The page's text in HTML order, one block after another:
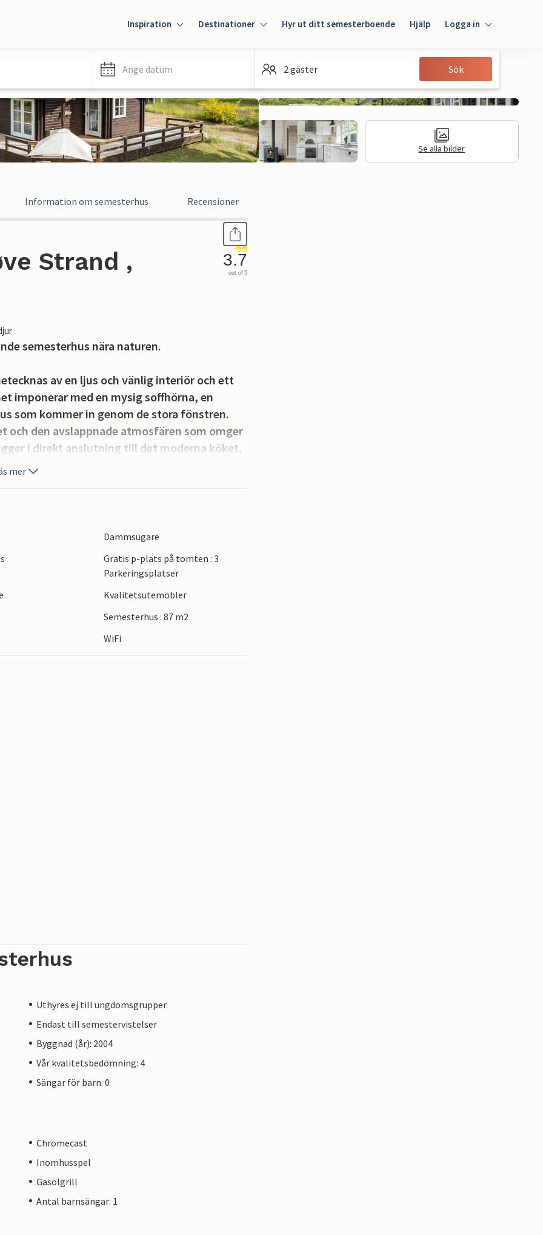
Inspiration Destinationer Hyr ut ditt semesterboende Hjälp Logga in
Gäst
Ange datum 2 gäster Sök
Se alla bilder
Information om semesterhus Recensioner
Strand ,
3.7
out of 5
semesterhus nära naturen.
av en ljus och vänlig interiör och ett
imponerar med en mysig soffhörna, en
som kommer in genom de stora fönstren.
och den avslappnade atmosfären som omger
i direkt anslutning till det moderna köket,
ro. De smakfulla möblerna inbjuder till att
Spela bollspel med hela familjen eller
ett uppfriskande dopp. Ta en promenad
klara vattnet i Sejerøbukten. En dag på
mer
Dammsugare
Gratis p-plats på tomten : 3
Parkeringsplatser
Kvalitetsutemöbler
Semesterhus : 87 m2
WiFi
Uthyres ej till ungdomsgrupper
Endast till semestervistelser
Byggnad (år): 2004
Vår kvalitetsbedömning: 4
Sängar för barn: 0
Chromecast
Inomhusspel
Gasolgrill
Antal barnsängar: 1